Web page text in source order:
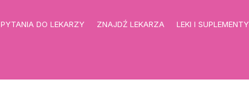
PYTANIA DO LEKARZY ZNAJDŹ LEKARZA LEKI I SUPLEMENTY